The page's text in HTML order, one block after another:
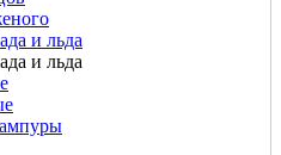
и льда
и льда